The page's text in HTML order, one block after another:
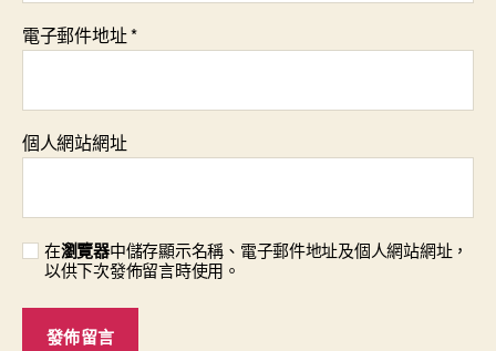
電子郵件地址*
個人網站網址
在瀏覽器中儲存顯示名稱、電子郵件地址及個人網站網址，
以供下次發佈留言時使用。